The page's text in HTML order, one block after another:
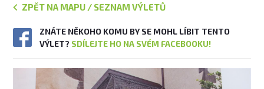
ZPĚT NA MAPU / SEZNAM VÝLETŮ
ZNÁTE NĚKOHO KOMU BY SE MOHL LÍBIT TENTO
VÝLET? SDÍLEJTE HO NA SVÉM FACEBOOKU!